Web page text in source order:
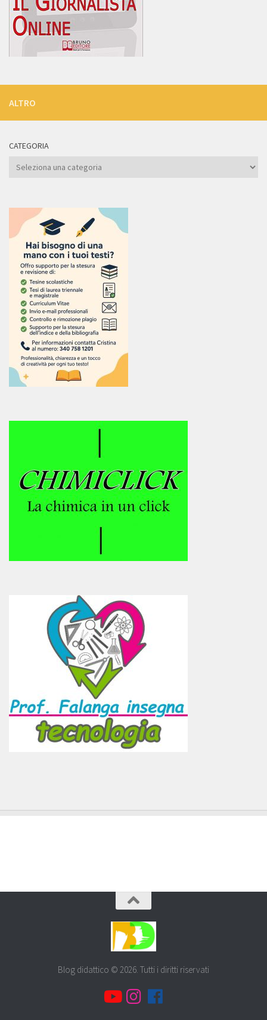
ALTRO
CATEGORIA
Categoria
Blog didattico © 2026. Tutti i diritti riservati